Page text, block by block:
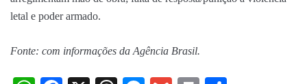
letal e poder armado.
Fonte: com informações da Agência Brasil.